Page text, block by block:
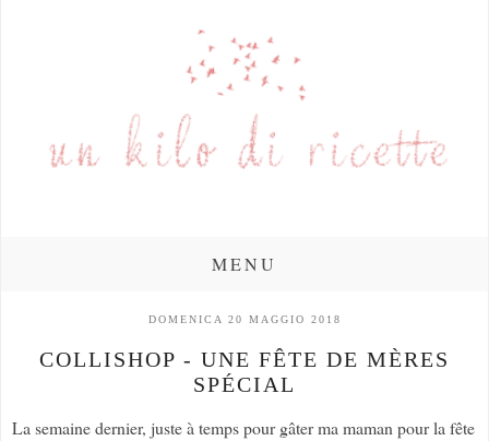
MENU
DOMENICA 20 MAGGIO 2018
COLLISHOP - UNE FÊTE DE MÈRES
SPÉCIAL
La semaine dernier, juste à temps pour gâter ma maman pour la fête